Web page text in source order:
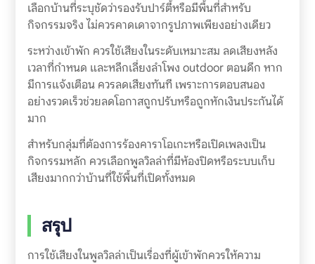
เลือกบ้านที่ระบุชัดว่ารองรับปาร์ตี้หรือมีพื้นที่สำหรับ
กิจกรรมจริง ไม่ควรคาดเดาจากรูปภาพเพียงอย่างเดียว
ระหว่างเข้าพัก ควรใช้เสียงในระดับเหมาะสม ลดเสียงหลัง
เวลาที่กำหนด และหลีกเลี่ยงลำโพง outdoor ตอนดึก หาก
มีการแจ้งเตือน ควรลดเสียงทันที เพราะการตอบสนอง
อย่างรวดเร็วช่วยลดโอกาสถูกปรับหรือถูกหักเงินประกันได้
มาก
สำหรับกลุ่มที่ต้องการร้องคาราโอเกะหรือเปิดเพลงเป็น
กิจกรรมหลัก ควรเลือกพูลวิลล่าที่มีห้องปิดหรือระบบเก็บ
เสียงมากกว่าบ้านที่ใช้พื้นที่เปิดทั้งหมด
สรุป
การใช้เสียงในพูลวิลล่าเป็นเรื่องที่ผู้เข้าพักควรให้ความ